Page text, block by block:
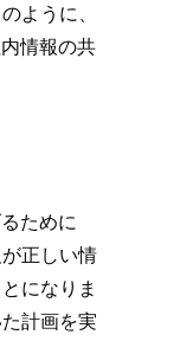
ように、
情報の共
ために
正しい情
になりま
計画を実